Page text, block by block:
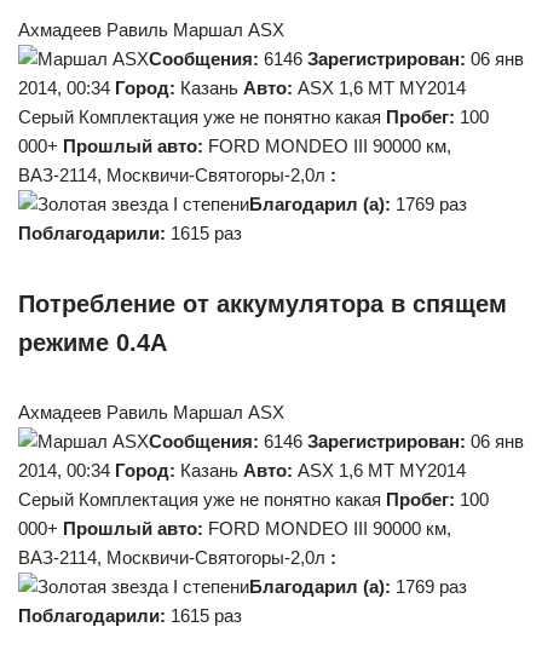
Ахмадеев Равиль Маршал ASX
Сообщения: 6146 Зарегистрирован: 06 янв
2014, 00:34 Город: Казань Авто: ASX 1,6 MT MY2014
Серый Комплектация уже не понятно какая Пробег: 100
000+ Прошлый авто: FORD MONDEO III 90000 км,
ВАЗ-2114, Москвичи-Святогоры-2,0л :
Благодарил (а): 1769 раз
Поблагодарили: 1615 раз
Потребление от аккумулятора в спящем
режиме 0.4А
Ахмадеев Равиль Маршал ASX
Сообщения: 6146 Зарегистрирован: 06 янв
2014, 00:34 Город: Казань Авто: ASX 1,6 MT MY2014
Серый Комплектация уже не понятно какая Пробег: 100
000+ Прошлый авто: FORD MONDEO III 90000 км,
ВАЗ-2114, Москвичи-Святогоры-2,0л :
Благодарил (а): 1769 раз
Поблагодарили: 1615 раз